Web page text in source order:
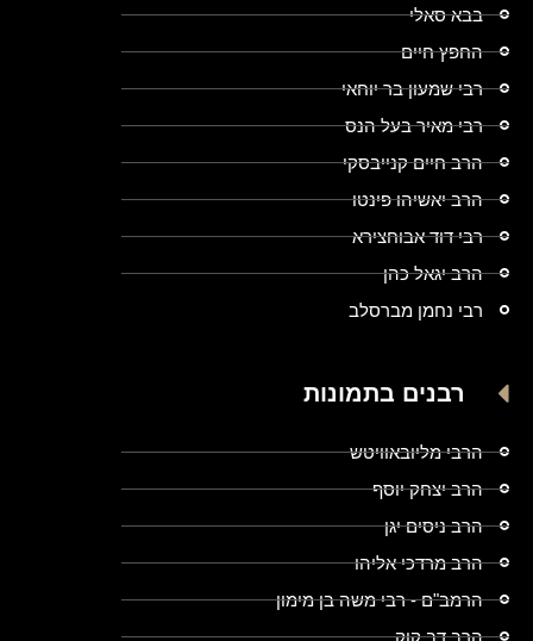
בבא סאלי
החפץ חיים
רבי שמעון בר יוחאי
רבי מאיר בעל הנס
הרב חיים קנייבסקי
הרב יאשיהו פינטו
רבי דוד אבוחצירא
הרב יגאל כהן
רבי נחמן מברסלב
רבנים בתמונות
הרבי מליובאוויטש
הרב יצחק יוסף
הרב ניסים יגן
הרב מרדכי אליהו
הרמב"ם - רבי משה בן מימון
הרב דב קוק